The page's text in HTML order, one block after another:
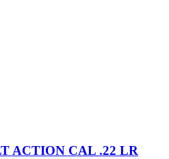
ACTION CAL .22 LR